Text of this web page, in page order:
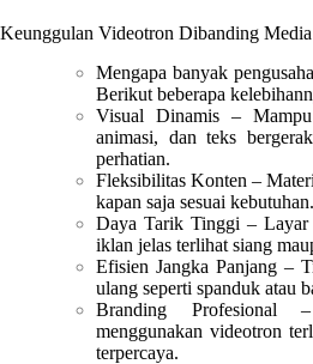
Keunggulan Videotron Dibanding
Mengapa banyak
Berikut beberapa
Visual Dinamis –
animasi, dan teks
perhatian.
Fleksibilitas Konten –
kapan saja sesuai kebutuhan.
Daya Tarik Tinggi – Layar
iklan jelas terlihat siang
Efisien Jangka Panjang –
ulang seperti spanduk atau
Branding Profesional
menggunakan videotron
terpercaya.